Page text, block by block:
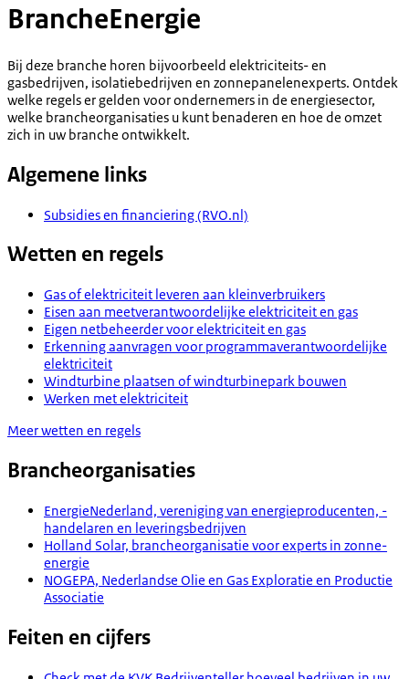
BrancheEnergie
Bij deze branche horen bijvoorbeeld elektriciteits- en
gasbedrijven, isolatiebedrijven en zonnepanelenexperts. Ontdek
welke regels er gelden voor ondernemers in de energiesector,
welke brancheorganisaties u kunt benaderen en hoe de omzet
zich in uw branche ontwikkelt.
Algemene links
Subsidies en financiering (RVO.nl)
Wetten en regels
Gas of elektriciteit leveren aan kleinverbruikers
Eisen aan meetverantwoordelijke elektriciteit en gas
Eigen netbeheerder voor elektriciteit en gas
Erkenning aanvragen voor programmaverantwoordelijke
elektriciteit
Windturbine plaatsen of windturbinepark bouwen
Werken met elektriciteit
Meer wetten en regels
Brancheorganisaties
EnergieNederland, vereniging van energieproducenten, -
handelaren en leveringsbedrijven
Holland Solar, brancheorganisatie voor experts in zonne-
energie
NOGEPA, Nederlandse Olie en Gas Exploratie en Productie
Associatie
Feiten en cijfers